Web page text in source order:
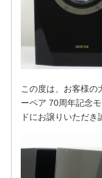
この度は、お客様の
ーペア 70周年記念
ドにお譲りいただき